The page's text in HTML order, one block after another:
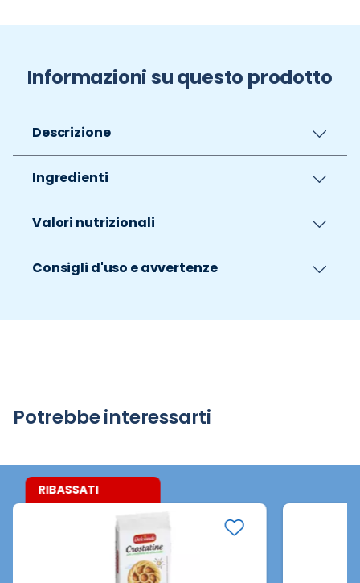
Informazioni su questo prodotto
Descrizione
Ingredienti
Valori nutrizionali
Consigli d'uso e avvertenze
Potrebbe interessarti
RIBASSATI